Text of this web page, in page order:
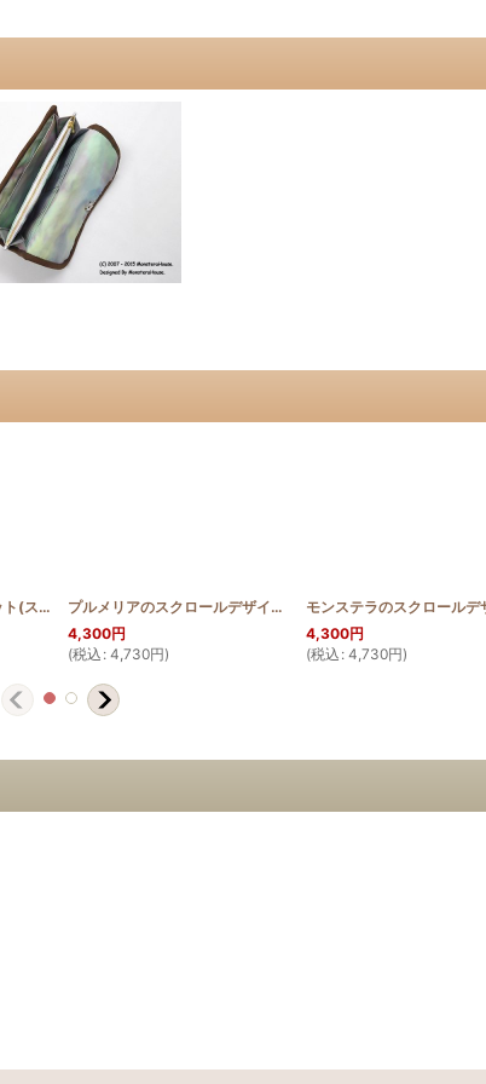
ティアレのお財布ポシェット(スクロールデザイン) [HQWP_TIA]
プルメリアのスクロールデザイン 長財布 [HQWLT_PUL_SCR]
4,300円
(税込 : 4,730円)
4,300円
(税込 : 4,730円)